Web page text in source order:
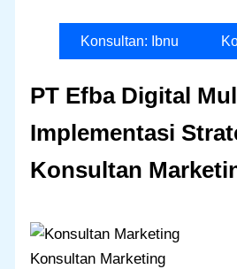
Konsultan: Ibnu
PT Efba Digital
Implementasi
Konsultan
Konsultan Marketing